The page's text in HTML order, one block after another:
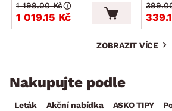
1 019.15 Kč
1 199.00 Kč
ZOBRAZIT VÍCE
Nakupujte podle
Leták Akční nabídka ASKO TIPY